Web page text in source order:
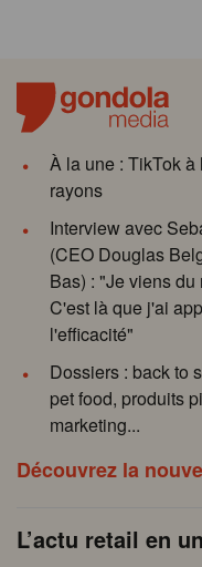
À la une : TikTok
rayons
Interview avec
(CEO Douglas
Bas) : "Je viens
C'est là que j'ai
l'efficacité"
Dossiers : back to
pet food, produits
marketing...
Découvrez la
L’actu retail en